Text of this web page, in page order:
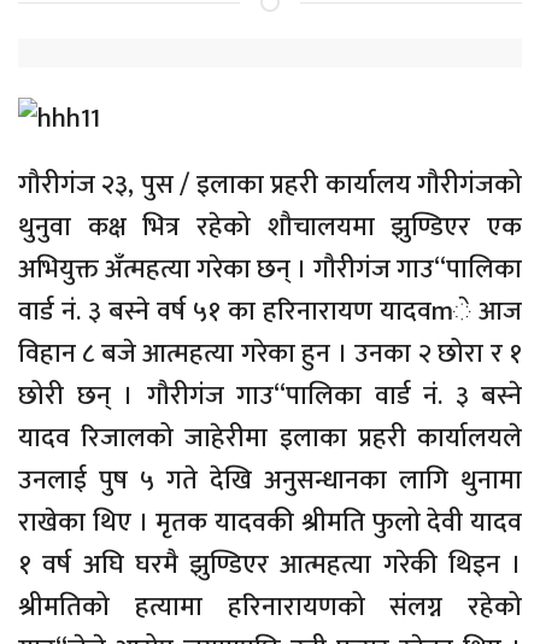
गौरीगंज २३, पुस / इलाका प्रहरी कार्यालय गौरीगंजको
थुनुवा कक्ष भित्र रहेको शौचालयमा झुण्डिएर एक
अभियुक्त अँत्महत्या गरेका छन् । गौरीगंज गाउ“पालिका
वार्ड नं. ३ बस्ने वर्ष ५१ का हरिनारायण यादवmे आज
विहान ८ बजे आत्महत्या गरेका हुन । उनका २ छोरा र १
छोरी छन् । गौरीगंज गाउ“पालिका वार्ड नं. ३ बस्ने
यादव रिजालको जाहेरीमा इलाका प्रहरी कार्यालयले
उनलाई पुष ५ गते देखि अनुसन्धानका लागि थुनामा
राखेका थिए । मृतक यादवकी श्रीमति फुलो देवी यादव
१ वर्ष अघि घरमै झुण्डिएर आत्महत्या गरेकी थिइन ।
श्रीमतिको हत्यामा हरिनारायणको संलग्न रहेको